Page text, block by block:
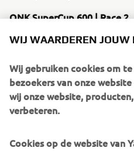
ONK SuperCup 600 | Race 2
Nick het een stukje moeilijker
positie. Na de hele race
leek hij in de slotfase de
kwam niet goed uit de verf
nemen met de negende
het kampioenschap, Thijs
WIJ WAARDEREN JOUW
Wij gebruiken cookies om
bezoekers van onze
wij onze website,
verbeteren.
Cookies op de website van